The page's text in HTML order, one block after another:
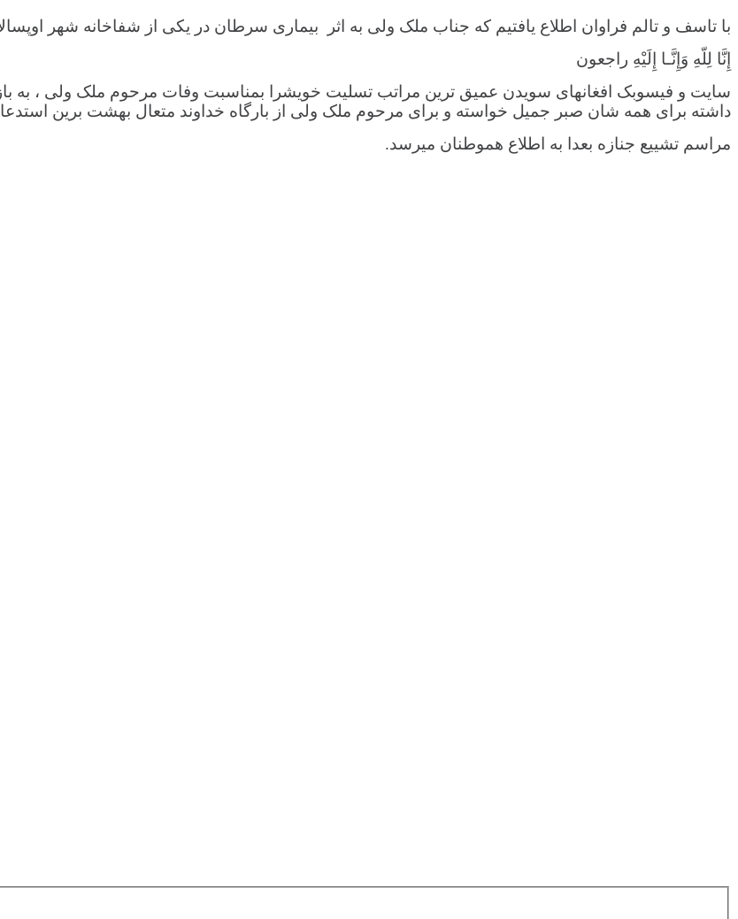
با تاسف و تالم فراوان اطلاع یافتیم که جناب ملک ولی به اثر بیماری سرطان در یکی از شفاخانه شهر
إِنَّا لِلّهِ وَإِنَّـا إِلَیْهِ راجعون
سایت و فیسوبک افغانهای سویدن عمیق ترین مراتب تسلیت خویشرا بمناسبت وفات مرحوم ملک ولی ، به
داشته برای همه شان صبر جمیل خواسته و برای مرحوم ملک ولی از بارگاه خداوند متعال بهشت برین
مراسم تشییع جنازه بعدا به اطلاع هموطنان میرسد.